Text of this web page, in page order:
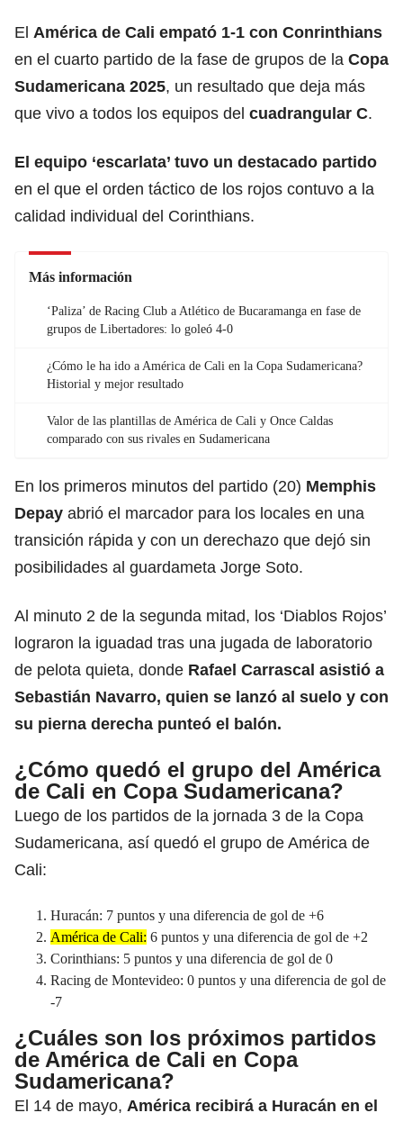
El América de Cali empató 1-1 con Conrinthians
en el cuarto partido de la fase de grupos de la Copa
Sudamericana 2025, un resultado que deja más
que vivo a todos los equipos del cuadrangular C.
El equipo ‘escarlata’ tuvo un destacado partido
en el que el orden táctico de los rojos contuvo a la
calidad individual del Corinthians.
Más información
‘Paliza’ de Racing Club a Atlético de Bucaramanga en fase de
grupos de Libertadores: lo goleó 4-0
¿Cómo le ha ido a América de Cali en la Copa Sudamericana?
Historial y mejor resultado
Valor de las plantillas de América de Cali y Once Caldas
comparado con sus rivales en Sudamericana
En los primeros minutos del partido (20) Memphis
Depay abrió el marcador para los locales en una
transición rápida y con un derechazo que dejó sin
posibilidades al guardameta Jorge Soto.
Al minuto 2 de la segunda mitad, los ‘Diablos Rojos’
lograron la iguadad tras una jugada de laboratorio
de pelota quieta, donde Rafael Carrascal asistió a
Sebastián Navarro, quien se lanzó al suelo y con
su pierna derecha punteó el balón.
¿Cómo quedó el grupo del América
de Cali en Copa Sudamericana?
Luego de los partidos de la jornada 3 de la Copa
Sudamericana, así quedó el grupo de América de
Cali:
Huracán: 7 puntos y una diferencia de gol de +6
América de Cali: 6 puntos y una diferencia de gol de +2
Corinthians: 5 puntos y una diferencia de gol de 0
Racing de Montevideo: 0 puntos y una diferencia de gol de
-7
¿Cuáles son los próximos partidos
de América de Cali en Copa
Sudamericana?
El 14 de mayo, América recibirá a Huracán en el